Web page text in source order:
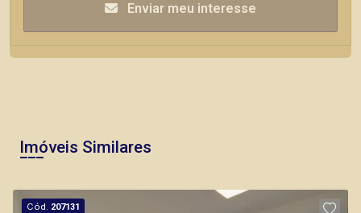
Enviar meu interesse
Imóveis Similares
Cód. 207131